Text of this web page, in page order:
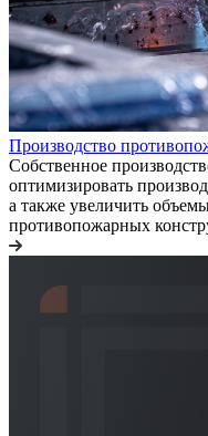
Производство
Собственное
оптимизировать
а также увеличить
противопожарных